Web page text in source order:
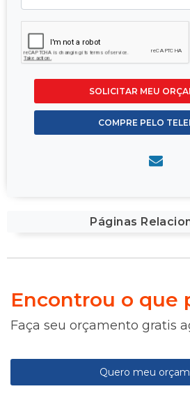
SOLICITAR MEU
COMPRE PELO
Páginas
Encontrou o que
Faça seu orçamento gratis
Quero meu